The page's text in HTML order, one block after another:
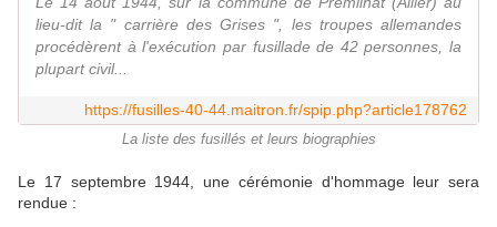
lieu-dit la " carrière des Grises ", les troupes allemandes
procédèrent à l'exécution par fusillade de 42 personnes, la
plupart civil...
https://fusilles-40-44.maitron.fr/spip.php?article178762
La liste des fusillés et leurs biographies
Le 17 septembre 1944, une cérémonie d'hommage leur sera
rendue :